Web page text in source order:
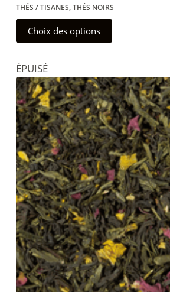
THÉS / TISANES,THÉS NOIRS
Choix des options
produit
a
plusieurs
variations.
Les
options
peuvent
être
choisies
sur
la
page
du
produit
ÉPUISÉ